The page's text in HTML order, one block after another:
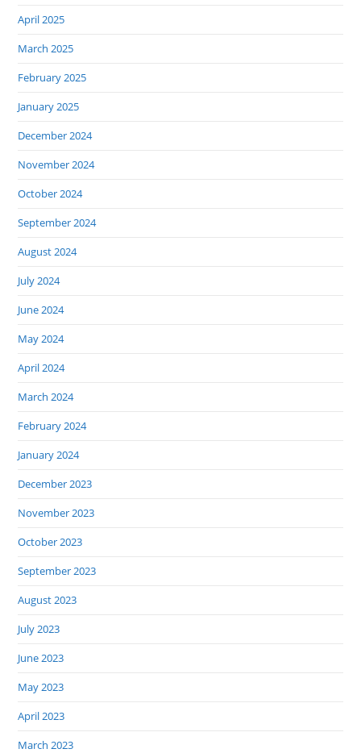
April 2025
March 2025
February 2025
January 2025
December 2024
November 2024
October 2024
September 2024
August 2024
July 2024
June 2024
May 2024
April 2024
March 2024
February 2024
January 2024
December 2023
November 2023
October 2023
September 2023
August 2023
July 2023
June 2023
May 2023
April 2023
March 2023